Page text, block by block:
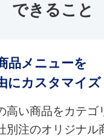
できること
品メニューを
にカスタマイズ
高い商品をカテゴ
別注のオリジナル